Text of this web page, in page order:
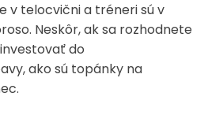
v telocvični a tréneri sú v
Neskôr, ak sa rozhodnete
do
ako sú topánky na